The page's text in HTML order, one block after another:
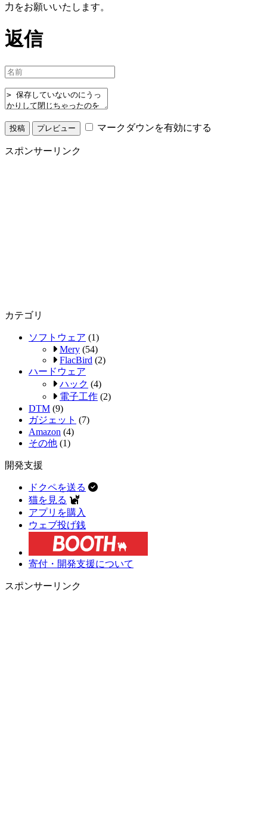
力をお願いいたします。
返信
マークダウンを有効にする
スポンサーリンク
カテゴリ
ソフトウェア (1)
Mery (54)
FlacBird (2)
ハードウェア
ハック (4)
電子工作 (2)
DTM (9)
ガジェット (7)
Amazon (4)
その他 (1)
開発支援
ドクペを送る
猫を見る
アプリを購入
ウェブ投げ銭
寄付・開発支援について
スポンサーリンク